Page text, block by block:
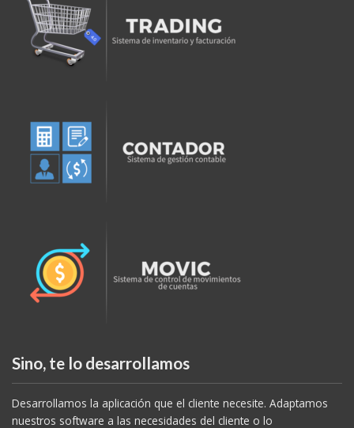
Sino, te lo desarrollamos
Desarrollamos la aplicación que el cliente necesite. Adaptamos
nuestros software a las necesidades del cliente o lo